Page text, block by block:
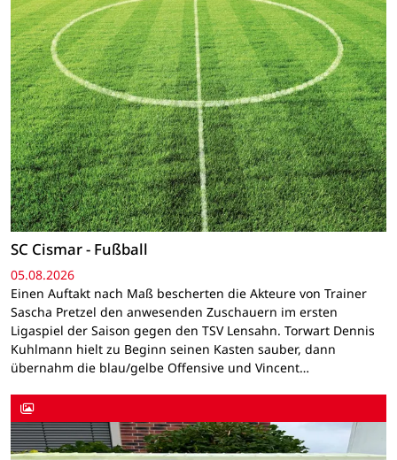
SC Cismar - Fußball
05.08.2026
Einen Auftakt nach Maß bescherten die Akteure von Trainer
Sascha Pretzel den anwesenden Zuschauern im ersten
Ligaspiel der Saison gegen den TSV Lensahn. Torwart Dennis
Kuhlmann hielt zu Beginn seinen Kasten sauber, dann
übernahm die blau/gelbe Offensive und Vincent…